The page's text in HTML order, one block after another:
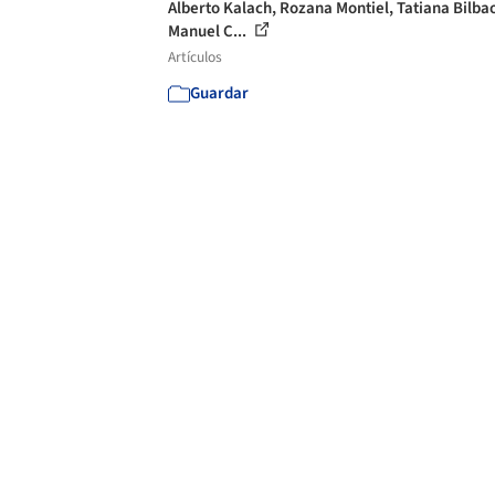
Alberto Kalach, Rozana Montiel, Tatiana
Manuel C...
Artículos
Guardar